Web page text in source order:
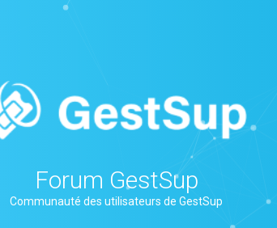
Forum GestSup
Communauté des utilisateurs de GestSup